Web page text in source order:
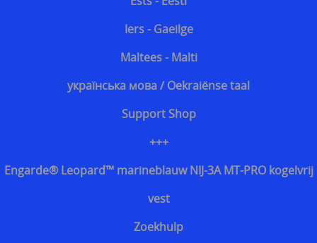
Iers - Gaeilge
Maltees - Malti
українська мова / Oekraiënse taal
Support Shop
+++
Engarde® Leopard™ marineblauw NIJ-3A MT-PRO kogelvrij
vest
Zoekhulp